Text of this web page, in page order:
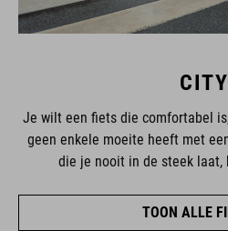
CITY
Je wilt een fiets die comfortabel
geen enkele moeite heeft met
die je nooit in de steek laat,
TOON ALLE